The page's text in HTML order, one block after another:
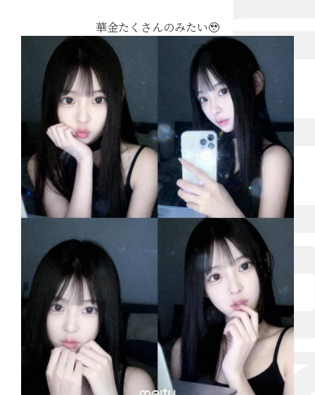
華金たくさんのみたい🥹